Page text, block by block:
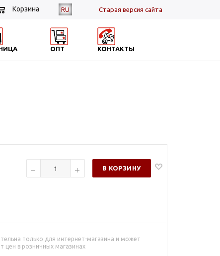
RU Cтарая версия сайта
Корзина
ОПТ КОНТАКТЫ
В КОРЗИНУ
только для интернет-магазина и может
цен в розничных магазинах